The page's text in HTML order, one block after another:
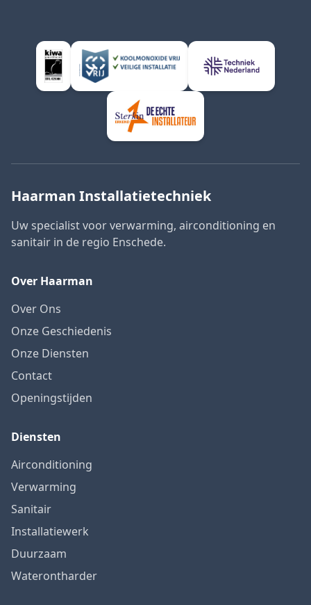
Haarman Installatietechniek
Uw specialist voor verwarming, airconditioning en
sanitair in de regio Enschede.
Over Haarman
Over Ons
Onze Geschiedenis
Onze Diensten
Contact
Openingstijden
Diensten
Airconditioning
Verwarming
Sanitair
Installatiewerk
Duurzaam
Waterontharder